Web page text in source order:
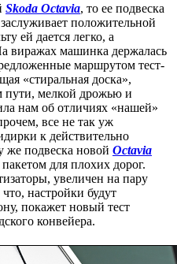
Skoda Octavia, то ее подвеска
положительной
ей дается легко, а
виражах машинка держалась
маршрутом тест-
«стиральная доска»,
пути, мелкой дрожью и
нам об отличиях «нашей»
все не так уж
к действительно
подвеска новой Octavia
для плохих дорог.
увеличен на пару
настройки будут
покажет новый тест
конвейера.